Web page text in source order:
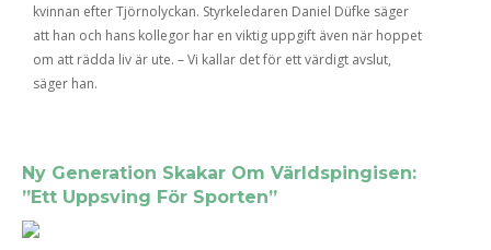
kvinnan efter Tjörnolyckan. Styrkeledaren Daniel Düfke säger
att han och hans kollegor har en viktig uppgift även när hoppet
om att rädda liv är ute. – Vi kallar det för ett värdigt avslut,
säger han.
Ny Generation Skakar Om Världspingisen:
”Ett Uppsving För Sporten”